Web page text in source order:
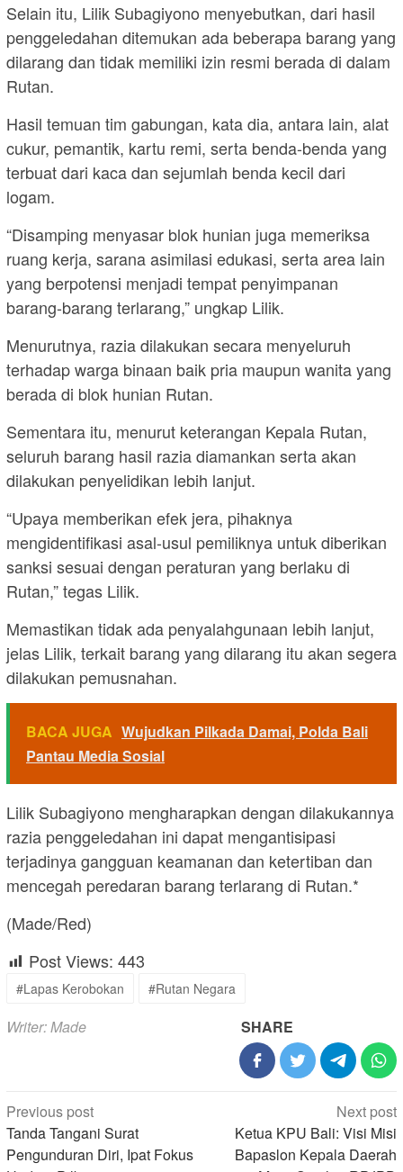
Selain itu, Lilik Subagiyono menyebutkan, dari hasil
penggeledahan ditemukan ada beberapa barang yang
dilarang dan tidak memiliki izin resmi berada di dalam
Rutan.
Hasil temuan tim gabungan, kata dia, antara lain, alat
cukur, pemantik, kartu remi, serta benda-benda yang
terbuat dari kaca dan sejumlah benda kecil dari
logam.
“Disamping menyasar blok hunian juga memeriksa
ruang kerja, sarana asimilasi edukasi, serta area lain
yang berpotensi menjadi tempat penyimpanan
barang-barang terlarang,” ungkap Lilik.
Menurutnya, razia dilakukan secara menyeluruh
terhadap warga binaan baik pria maupun wanita yang
berada di blok hunian Rutan.
Sementara itu, menurut keterangan Kepala Rutan,
seluruh barang hasil razia diamankan serta akan
dilakukan penyelidikan lebih lanjut.
“Upaya memberikan efek jera, pihaknya
mengidentifikasi asal-usul pemiliknya untuk diberikan
sanksi sesuai dengan peraturan yang berlaku di
Rutan,” tegas Lilik.
Memastikan tidak ada penyalahgunaan lebih lanjut,
jelas Lilik, terkait barang yang dilarang itu akan segera
dilakukan pemusnahan.
BACA JUGA Wujudkan Pilkada Damai, Polda Bali
Pantau Media Sosial
Lilik Subagiyono mengharapkan dengan dilakukannya
razia penggeledahan ini dapat mengantisipasi
terjadinya gangguan keamanan dan ketertiban dan
mencegah peredaran barang terlarang di Rutan.*
(Made/Red)
Post Views: 443
#Lapas Kerobokan #Rutan Negara
Writer: Made SHARE
Post
navigation
Previous post
Tanda Tangani Surat
Pengunduran Diri, Ipat Fokus
Next post
Ketua KPU Bali: Visi Misi
Bapaslon Kepala Daerah